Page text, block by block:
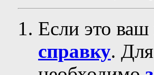
Если это ваш
справку.